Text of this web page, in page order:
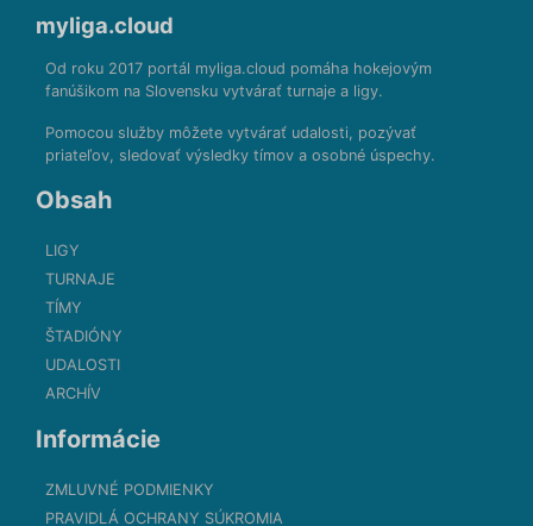
myliga.cloud
Od roku 2017 portál myliga.cloud pomáha hokejovým
fanúšikom na Slovensku vytvárať turnaje a ligy.
Pomocou služby môžete vytvárať udalosti, pozývať
priateľov, sledovať výsledky tímov a osobné úspechy.
Obsah
LIGY
TURNAJE
TÍMY
ŠTADIÓNY
UDALOSTI
ARCHÍV
Informácie
ZMLUVNÉ PODMIENKY
PRAVIDLÁ OCHRANY SÚKROMIA